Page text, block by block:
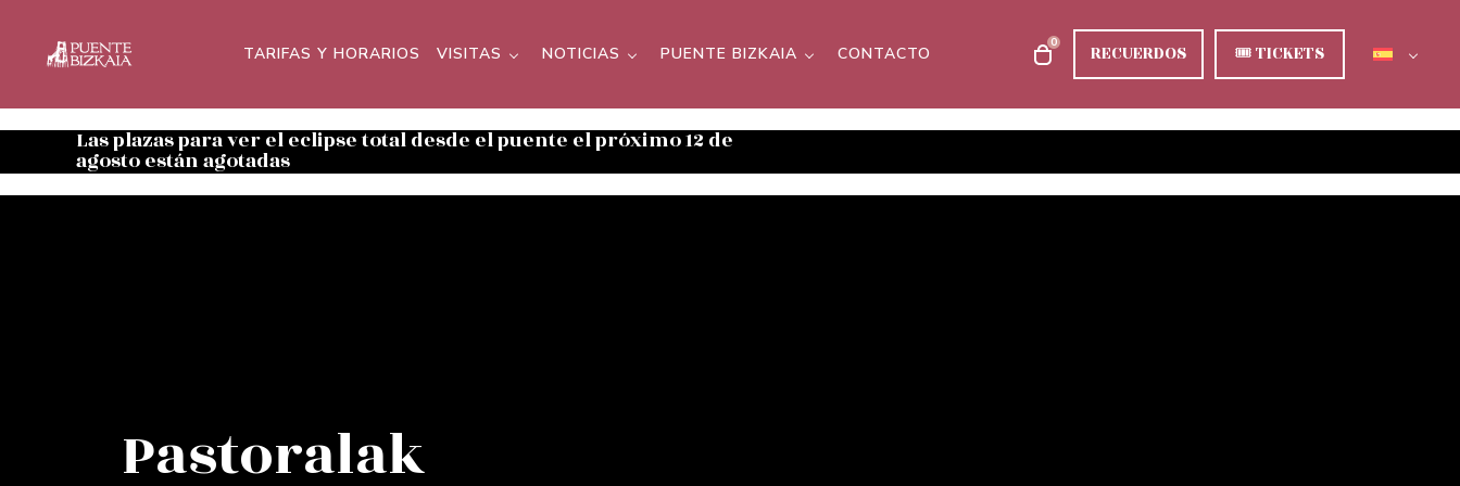
TARIFAS Y HORARIOS VISITAS NOTICIAS PUENTE BIZKAIA CONTACTO
0 RECUERDOS 🎟TICKETS
Las plazas para ver el eclipse total desde el puente el próximo 12 de
agosto están agotadas
Pastoralak